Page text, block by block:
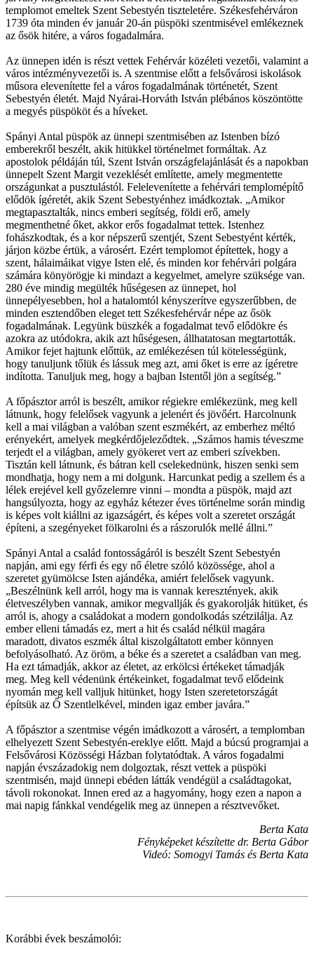
templomot emeltek Szent Sebestyén tiszteletére. Székesfehérváron
1739 óta minden év január 20-án püspöki szentmisével emlékeznek
az ősök hitére, a város fogadalmára.
Az ünnepen idén is részt vettek Fehérvár közéleti vezetői, valamint a
város intézményvezetői is. A szentmise előtt a felsővárosi iskolások
műsora elevenítette fel a város fogadalmának történetét, Szent
Sebestyén életét. Majd Nyárai-Horváth István plébános köszöntötte
a megyés püspököt és a híveket.
Spányi Antal püspök az ünnepi szentmisében az Istenben bízó
emberekről beszélt, akik hitükkel történelmet formáltak. Az
apostolok példáján túl, Szent István országfelajánlását és a napokban
ünnepelt Szent Margit vezeklését említette, amely megmentette
országunkat a pusztulástól. Felelevenítette a fehérvári templomépítő
elődök ígéretét, akik Szent Sebestyénhez imádkoztak. „Amikor
megtapasztalták, nincs emberi segítség, földi erő, amely
megmenthetné őket, akkor erős fogadalmat tettek. Istenhez
fohászkodtak, és a kor népszerű szentjét, Szent Sebestyént kérték,
járjon közbe értük, a városért. Ezért templomot építettek, hogy a
szent, hálaimáikat vigye Isten elé, és minden kor fehérvári polgára
számára könyörögje ki mindazt a kegyelmet, amelyre szüksége van.
280 éve mindig megülték hűségesen az ünnepet, hol
ünnepélyesebben, hol a hatalomtól kényszerítve egyszerűbben, de
minden esztendőben eleget tett Székesfehérvár népe az ősök
fogadalmának. Legyünk büszkék a fogadalmat tevő elődökre és
azokra az utódokra, akik azt hűségesen, állhatatosan megtartották.
Amikor fejet hajtunk előttük, az emlékezésen túl kötelességünk,
hogy tanuljunk tőlük és lássuk meg azt, ami őket is erre az ígéretre
indította. Tanuljuk meg, hogy a bajban Istentől jön a segítség.”
A főpásztor arról is beszélt, amikor régiekre emlékezünk, meg kell
látnunk, hogy felelősek vagyunk a jelenért és jövőért. Harcolnunk
kell a mai világban a valóban szent eszmékért, az emberhez méltó
erényekért, amelyek megkérdőjeleződtek. „Számos hamis téveszme
terjedt el a világban, amely gyökeret vert az emberi szívekben.
Tisztán kell látnunk, és bátran kell cselekednünk, hiszen senki sem
mondhatja, hogy nem a mi dolgunk. Harcunkat pedig a szellem és a
lélek erejével kell győzelemre vinni – mondta a püspök, majd azt
hangsúlyozta, hogy az egyház kétezer éves történelme során mindig
is képes volt kiállni az igazságért, és képes volt a szeretet országát
építeni, a szegényeket fölkarolni és a rászorulók mellé állni.”
Spányi Antal a család fontosságáról is beszélt Szent Sebestyén
napján, ami egy férfi és egy nő életre szóló közössége, ahol a
szeretet gyümölcse Isten ajándéka, amiért felelősek vagyunk.
„Beszélnünk kell arról, hogy ma is vannak keresztények, akik
életveszélyben vannak, amikor megvallják és gyakorolják hitüket, és
arról is, ahogy a családokat a modern gondolkodás szétzilálja. Az
ember elleni támadás ez, mert a hit és család nélkül magára
maradott, divatos eszmék által kiszolgáltatott ember könnyen
befolyásolható. Az öröm, a béke és a szeretet a családban van meg.
Ha ezt támadják, akkor az életet, az erkölcsi értékeket támadják
meg. Meg kell védenünk értékeinket, fogadalmat tevő elődeink
nyomán meg kell valljuk hitünket, hogy Isten szeretetországát
építsük az Ő Szentlelkével, minden igaz ember javára.”
A főpásztor a szentmise végén imádkozott a városért, a templomban
elhelyezett Szent Sebestyén-ereklye előtt. Majd a búcsú programjai a
Felsővárosi Közösségi Házban folytatódtak. A város fogadalmi
napján évszázadokig nem dolgoztak, részt vettek a püspöki
szentmisén, majd ünnepi ebéden látták vendégül a családtagokat,
távoli rokonokat. Innen ered az a hagyomány, hogy ezen a napon a
mai napig fánkkal vendégelik meg az ünnepen a résztvevőket.
Berta Kata
Fényképeket készítette dr. Berta Gábor
Videó: Somogyi Tamás és Berta Kata
Korábbi évek beszámolói: